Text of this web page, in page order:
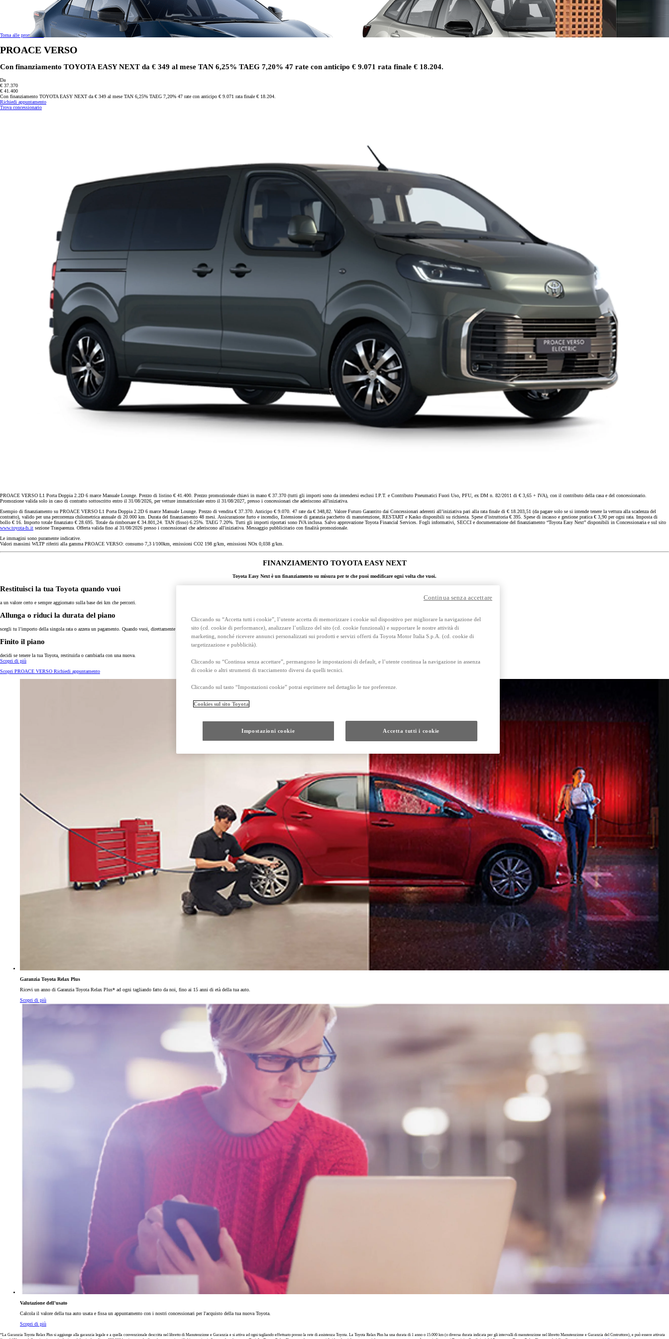
Anche con finanziamento Toyota Easy Next da € 199 al mese
TAN 7,25 % TAEG 8,49 %
47 rate con anticipo € 9.760,00
Da
Anche con finanziamento Toyota Easy Next da € 239 al mese
TAN 7,75 % TAEG 9,20 %
47 rate con anticipo € 12.860,00
rata finale € 12.780
PLUG-IN HYBRID
FULL HYBRID
anche in versione GR SPORT
Toyota bZ4X Touring
FULL ELECTRIC
FULL HYBRID E PLUG-IN HYBRID
Anche con finanziamento Toyota Easy Next da € 309 al mese
TAN 7,75 % TAEG 8,79 %
rata finale € 21.201
GR Yaris
Da
Hilux
MILD HYBRID E FULL ELECTRIC
Da € 36.400 (IVA esclusa)
PROACE CITY
ANCHE IN VERSIONE ELECTRIC
Da € 16.300 (IVA esclusa)
ANCHE IN VERSIONE ELECTRIC
PROACE
I prezzi mostrati sono prezzi promozionali validi con Bonus Toyota.
Prezzi promozionali validi fino al 31/08/2026 validi in caso di permuta o rottamazione di un autoveicolo posseduto da almeno 5 mesi, presso i concessionari che aderiscono all'iniziativa. Per maggiori dettagli sulle offerte in corsoclicca qui.
Gamma Toyota Professional
Scopri i nostri veicoli commerciali.
Contattaci
te.
Richiedi
Scarica brochure
Torna alle promozioni
PROACE VERSO
Con finanziamento TOYOTA EASY NEXT da € 349 al mese TAN 6,25% TAEG 7,20% 47 rate con anticipo € 9.071 rata finale € 18.204.
Da
€ 37.370
€ 41.400
Con finanziamento TOYOTA EASY NEXT da € 349 al mese TAN 6,25% TAEG 7,20% 47 rate con anticipo € 9.071 rata finale € 18.204.
Richiedi appuntamento
Trova concessionario
PROACE VERSO L1 Porta Doppia 2.2D 6 marce Manuale Lounge. Prezzo di listino € 41.400. Prezzo promozionale chiavi in mano € 37.370 (tutti gli importi sono da intendersi esclusi I.P.T. e Contributo Pneumatici Fuori Uso, PFU, ex DM n. 82/2011 di € 3,65 + IVA), con il contributo della casa e del concessionario.
Promozione valida solo in caso di contratto sottoscritto entro il 31/08/2026, per vetture immatricolate entro il 31/08/2027, presso i concessionari che aderiscono all'iniziativa.
Esempio di finanziamento su PROACE VERSO L1 Porta Doppia 2.2D 6 marce Manuale Lounge. Prezzo di vendita € 37.370. Anticipo € 9.070. 47 rate da € 348,82. Valore Futuro Garantito dai Concessionari aderenti all’iniziativa pari alla rata finale di € 18.203,51 (da pagare solo se si intende tenere la vettura alla scadenza del
contratto), valido per una percorrenza chilometrica annuale di 20.000 km. Durata del finanziamento 48 mesi. Assicurazione furto e incendio, Estensione di garanzia pacchetto di manutenzione, RESTART e Kasko disponibili su richiesta. Spese d’istruttoria € 395. Spese di incasso e gestione pratica € 3,90 per ogni rata. Imposta di
bollo € 16. Importo totale finanziato € 28.695. Totale da rimborsare € 34.801,24. TAN (fisso) 6.25%. TAEG 7.20%. Tutti gli importi riportati sono IVA inclusa. Salvo approvazione Toyota Financial Services. Fogli informativi, SECCI e documentazione del finanziamento “Toyota Easy Next” disponibili in Concessionaria e sul sito
www.toyota-fs.it sezione Trasparenza. Offerta valida fino al 31/08/2026 presso i concessionari che aderiscono all'iniziativa. Messaggio pubblicitario con finalità promozionale.
Le immagini sono puramente indicative.
Valori massimi WLTP riferiti alla gamma PROACE VERSO: consumo 7,3 l/100km, emissioni CO2 198 g/km, emissioni NOx 0,038 g/km.
FINANZIAMENTO TOYOTA EASY NEXT
Toyota Easy Next è un finanziamento su misura per te che puoi modificare ogni volta che vuoi.
Restituisci la tua Toyota quando vuoi
a un valore certo e sempre aggiornato sulla base dei km che percorri.
Allunga o riduci la durata del piano
scegli tu l’importo della singola rata o azzera un pagamento. Quando vuoi, direttamente online.
Finito il piano
decidi se tenere la tua Toyota, restituirla o cambiarla con una nuova.
Scopri di più
Scopri PROACE VERSO Richiedi appuntamento
Garanzia Toyota Relax Plus
Ricevi un anno di Garanzia Toyota Relax Plus* ad ogni tagliando fatto da noi, fino ai 15 anni di età della tua auto.
Scopri di più
Valutazione dell'usato
Calcola il valore della tua auto usata e fissa un appuntamento con i nostri concessionari per l'acquisto della tua nuova Toyota.
Scopri di più
*La Garanzia Toyota Relax Plus si aggiunge alla garanzia legale e a quella convenzionale descritta nel libretto di Manutenzione e Garanzia e si attiva ad ogni tagliando effettuato presso la rete di assistenza Toyota. La Toyota Relax Plus ha una durata di 1 anno o 15.000 km (o diversa durata indicata per gli intervalli di manutenzione nel libretto Manutenzione e Garanzia del Costruttore), e può essere attivata
Cliccando su “Accetta tutti i cookie”, l’utente accetta di memorizzare i cookie sul dispositivo per migliorare la navigazione del
sito (cd. cookie di performance), analizzare l’utilizzo del sito (cd. cookie funzionali) e supportare le nostre attività di
marketing, nonché ricevere annunci personalizzati sui prodotti e servizi offerti da Toyota Motor Italia S.p.A. (cd. cookie di
targetizzazione e pubblicità).
Cliccando su “Continua senza accettare”, permangono le impostazioni di default, e l’utente continua la navigazione in assenza
di cookie o altri strumenti di tracciamento diversi da quelli tecnici.
Cliccando sul tasto “Impostazioni cookie” potrai esprimere nel dettaglio le tue preferenze.
Cookies sul sito Toyota
Impostazioni cookie Accetta tutti i cookie
Continua senza accettare